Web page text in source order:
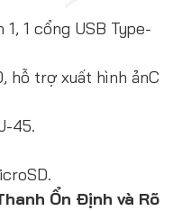
1 cổng USB Type-
hỗ trợ xuất hình ảnC
45.
Ổn Định và Rõ